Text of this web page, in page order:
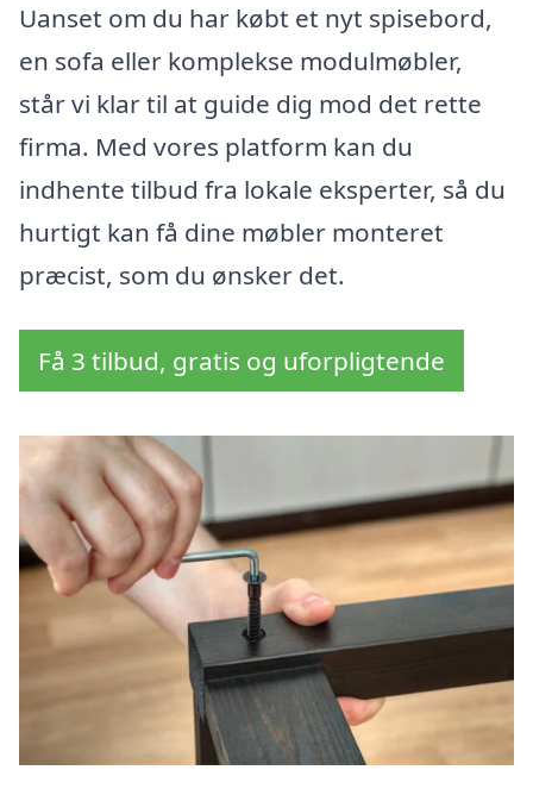
Uanset om du har købt et nyt spisebord,
en sofa eller komplekse modulmøbler,
står vi klar til at guide dig mod det rette
firma. Med vores platform kan du
indhente tilbud fra lokale eksperter, så du
hurtigt kan få dine møbler monteret
præcist, som du ønsker det.
Få 3 tilbud, gratis og uforpligtende